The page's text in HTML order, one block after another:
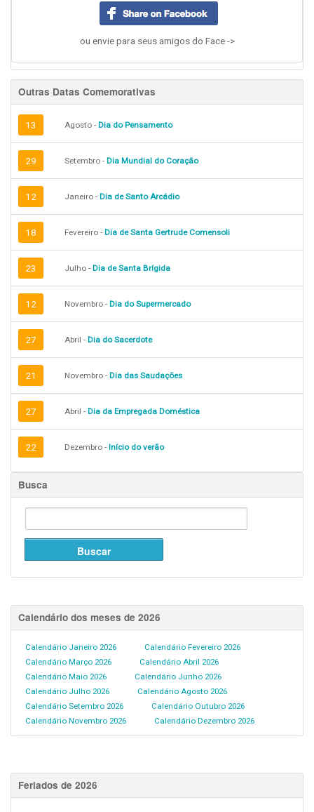
ou envie para seus amigos do Face ->
Outras Datas Comemorativas
13 Agosto - Dia do Pensamento
29 Setembro - Dia Mundial do Coração
12 Janeiro - Dia de Santo Arcádio
18 Fevereiro - Dia de Santa Gertrude Comensoli
23 Julho - Dia de Santa Brígida
12 Novembro - Dia do Supermercado
27 Abril - Dia do Sacerdote
21 Novembro - Dia das Saudações
27 Abril - Dia da Empregada Doméstica
22 Dezembro - Início do verão
Busca
Calendário dos meses de 2026
Calendário Janeiro 2026
Calendário Fevereiro 2026
Calendário Março 2026
Calendário Abril 2026
Calendário Maio 2026
Calendário Junho 2026
Calendário Julho 2026
Calendário Agosto 2026
Calendário Setembro 2026
Calendário Outubro 2026
Calendário Novembro 2026
Calendário Dezembro 2026
Feriados de 2026